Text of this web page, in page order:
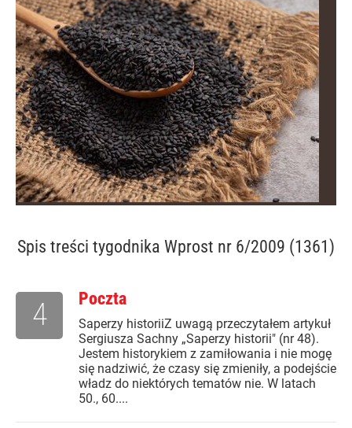
Spis treści tygodnika Wprost nr 6/2009 (1361)
Poczta
Saperzy historiiZ uwagą przeczytałem artykuł
Sergiusza Sachny „Saperzy historii" (nr 48).
Jestem historykiem z zamiłowania i nie mogę
się nadziwić, że czasy się zmieniły, a podejście
władz do niektórych tematów nie. W latach
50., 60....
4